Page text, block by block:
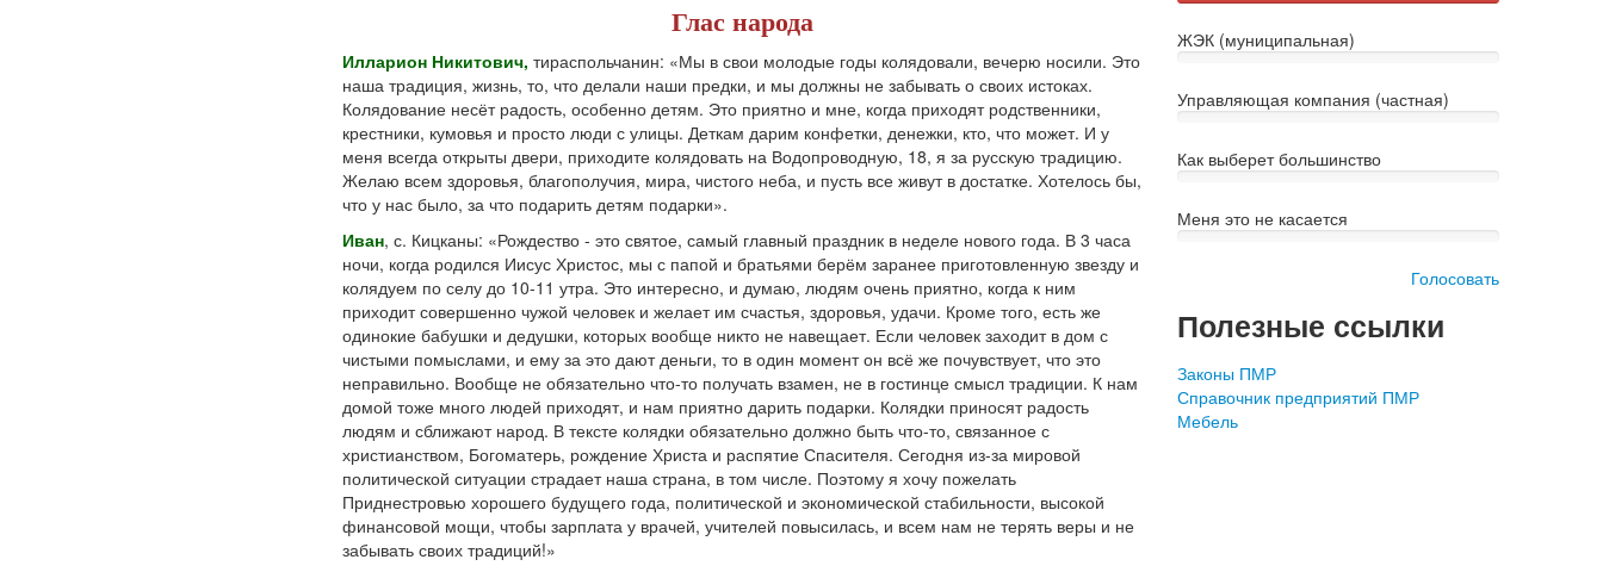
Глас народа
Илларион Никитович, тираспольчанин: «Мы в свои молодые годы колядовали, вечерю носили. Это
наша традиция, жизнь, то, что делали наши предки, и мы должны не забывать о своих истоках.
Колядование несёт радость, особенно детям. Это приятно и мне, когда приходят родственники,
крестники, кумовья и просто люди с улицы. Деткам дарим конфетки, денежки, кто, что может. И у
меня всегда открыты двери, приходите колядовать на Водопроводную, 18, я за русскую традицию.
Желаю всем здоровья, благополучия, мира, чистого неба, и пусть все живут в достатке. Хотелось бы,
что у нас было, за что подарить детям подарки».
Иван, с. Кицканы: «Рождество - это святое, самый главный праздник в неделе нового года. В 3 часа
ночи, когда родился Иисус Христос, мы с папой и братьями берём заранее приготовленную звезду и
колядуем по селу до 10-11 утра. Это интересно, и думаю, людям очень приятно, когда к ним
приходит совершенно чужой человек и желает им счастья, здоровья, удачи. Кроме того, есть же
одинокие бабушки и дедушки, которых вообще никто не навещает. Если человек заходит в дом с
чистыми помыслами, и ему за это дают деньги, то в один момент он всё же почувствует, что это
неправильно. Вообще не обязательно что-то получать взамен, не в гостинце смысл традиции. К нам
домой тоже много людей приходят, и нам приятно дарить подарки. Колядки приносят радость
людям и сближают народ. В тексте колядки обязательно должно быть что-то, связанное с
христианством, Богоматерь, рождение Христа и распятие Спасителя. Сегодня из-за мировой
политической ситуации страдает наша страна, в том числе. Поэтому я хочу пожелать
Приднестровью хорошего будущего года, политической и экономической стабильности, высокой
финансовой мощи, чтобы зарплата у врачей, учителей повысилась, и всем нам не терять веры и не
забывать своих традиций!»
ЖЭК (муниципальная)
Управляющая компания (частная)
Как выберет большинство
Меня это не касается
Голосовать
Полезные ссылки
Законы ПМР
Справочник предприятий ПМР
Мебель